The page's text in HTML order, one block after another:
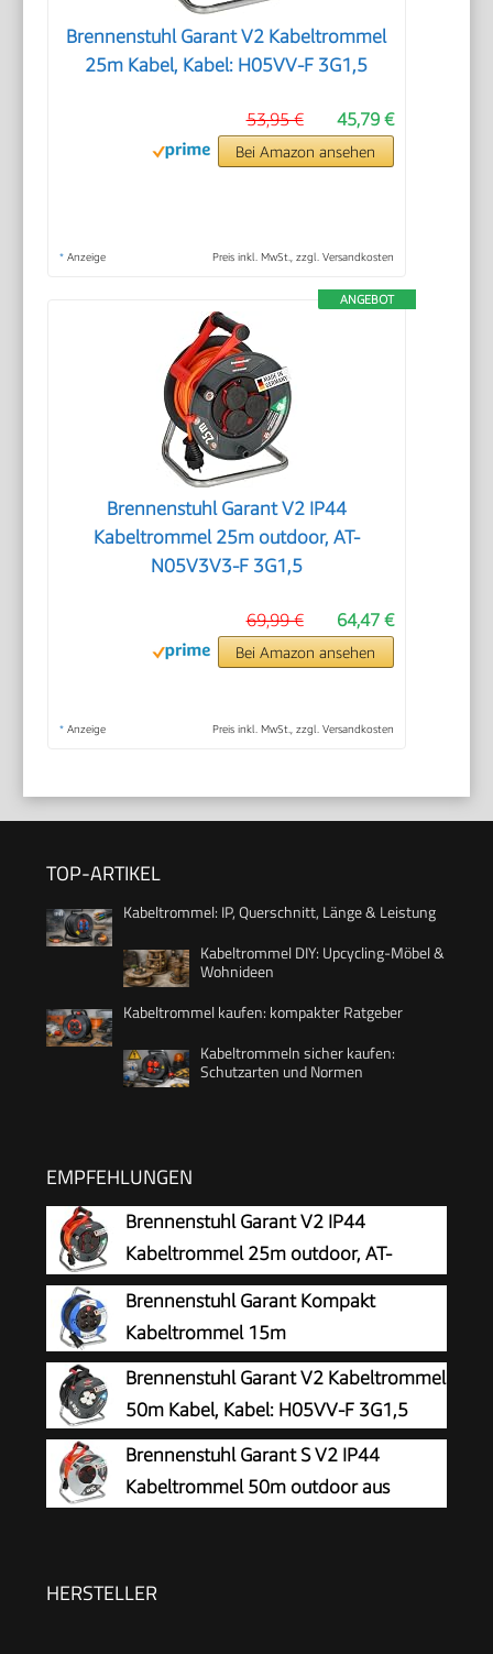
Brennenstuhl Garant V2 Kabeltrommel
25m Kabel, Kabel: H05VV-F 3G1,5
45,79 €
53,95 €
Bei Amazon ansehen
* Anzeige Preis inkl. MwSt., zzgl. Versandkosten
ANGEBOT
Brennenstuhl Garant V2 IP44
Kabeltrommel 25m outdoor, AT-
N05V3V3-F 3G1,5
64,47 €
69,99 €
Bei Amazon ansehen
* Anzeige Preis inkl. MwSt., zzgl. Versandkosten
TOP-ARTIKEL
Kabeltrommel: IP, Querschnitt, Länge & Leistung
Kabeltrommel DIY: Upcycling-Möbel &
Wohnideen
Kabeltrommel kaufen: kompakter Ratgeber
Kabeltrommeln sicher kaufen:
Schutzarten und Normen
EMPFEHLUNGEN
Brennenstuhl Garant V2 IP44
Kabeltrommel 25m outdoor, AT-
N05V3V3-F 3G1,5
Brennenstuhl Garant Kompakt
Kabeltrommel 15m
Brennenstuhl Garant V2 Kabeltrommel
50m Kabel, Kabel: H05VV-F 3G1,5
Brennenstuhl Garant S V2 IP44
Kabeltrommel 50m outdoor aus
HERSTELLER